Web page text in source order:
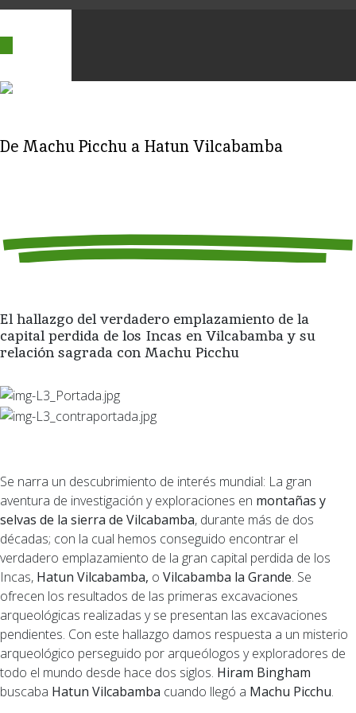
De Machu Picchu a Hatun Vilcabamba
El hallazgo del verdadero emplazamiento de la
capital perdida de los Incas en Vilcabamba y su
relación sagrada con Machu Picchu
Se narra un descubrimiento de interés mundial: La gran
aventura de investigación y exploraciones en montañas y
selvas de la sierra de Vilcabamba, durante más de dos
décadas; con la cual hemos conseguido encontrar el
verdadero emplazamiento de la gran capital perdida de los
Incas, Hatun Vilcabamba, o Vilcabamba la Grande. Se
ofrecen los resultados de las primeras excavaciones
arqueológicas realizadas y se presentan las excavaciones
pendientes. Con este hallazgo damos respuesta a un misterio
arqueológico perseguido por arqueólogos y exploradores de
todo el mundo desde hace dos siglos. Hiram Bingham
buscaba Hatun Vilcabamba cuando llegó a Machu Picchu.